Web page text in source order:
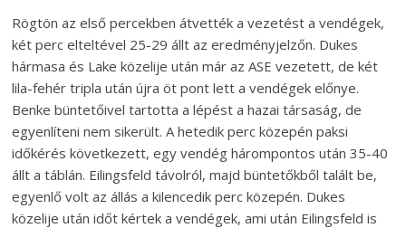
Rögtön az első percekben átvették a vezetést a vendégek,
két perc elteltével 25-29 állt az eredményjelzőn. Dukes
hármasa és Lake közelije után már az ASE vezetett, de két
lila-fehér tripla után újra öt pont lett a vendégek előnye.
Benke büntetőivel tartotta a lépést a hazai társaság, de
egyenlíteni nem sikerült. A hetedik perc közepén paksi
időkérés következett, egy vendég hárompontos után 35-40
állt a táblán. Eilingsfeld távolról, majd büntetőkből talált be,
egyenlő volt az állás a kilencedik perc közepén. Dukes
közelije után időt kértek a vendégek, ami után Eilingsfeld is